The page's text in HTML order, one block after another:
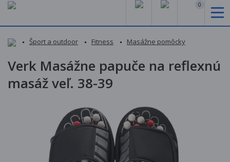
0
Šport a outdoor Fitness Masážne pomôcky
Verk Masážne papuče na reflexnú
masáž veľ. 38-39